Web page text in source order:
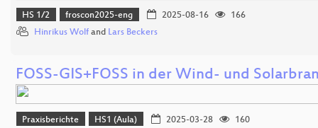
HS 1/2 froscon2025-eng 2025-08-16
166
Hinrikus Wolf and Lars Beckers
FOSS-GIS+FOSS in der Wind- und
Praxisberichte HS1 (Aula) 2025-03-28
160